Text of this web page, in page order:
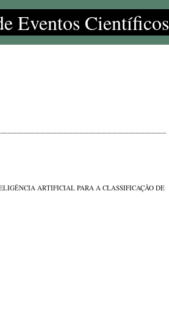
Eventos Científicos
ARTIFICIAL PARA A CLASSIFICAÇÃO DE